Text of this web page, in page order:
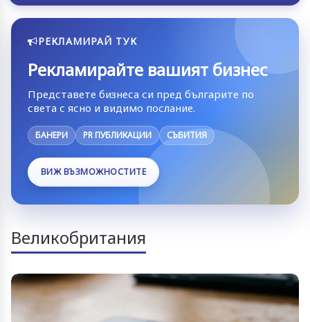
РЕКЛАМИРАЙ ТУК
Рекламирайте вашият бизнес
Представете бизнеса си пред българите по
света с ясно и видимо послание.
БАНЕРИ PR ПУБЛИКАЦИИ СЪБИТИЯ
ВИЖ ВЪЗМОЖНОСТИТЕ
Великобритания